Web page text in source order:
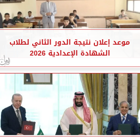
موعد إعلان نتيجة الدور الثاني لطلاب
الشهادة الإعدادية 2026